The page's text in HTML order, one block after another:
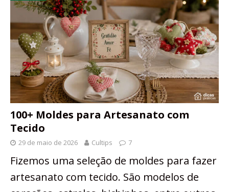
100+ Moldes para Artesanato com
Tecido
29 de maio de 2026 Cultips 7
Fizemos uma seleção de moldes para fazer
artesanato com tecido. São modelos de